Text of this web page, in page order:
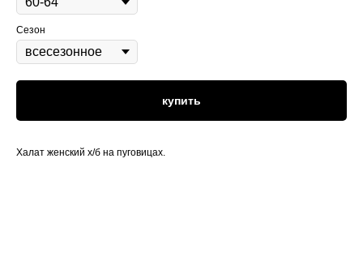
Сезон
купить
Халат женский х/б на пуговицах.